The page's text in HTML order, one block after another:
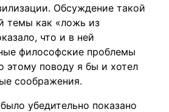
Обсуждение такой
темы как «ложь из
что и в ней
философские проблемы
этому поводу я бы и хотел
соображения.
убедительно показано